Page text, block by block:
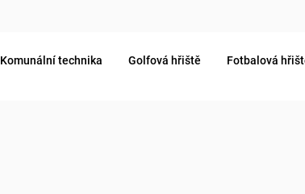
Komunální technika Golfová hřiště Fotbalová